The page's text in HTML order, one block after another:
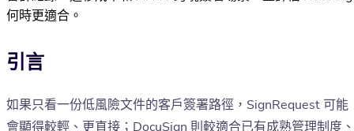
何時更適合。
引言
如果只看一份低風險文件的客戶簽署路徑，SignRequest 可能
會顯得較輕、更直接；DocuSign 則較適合已有成熟管理制度、